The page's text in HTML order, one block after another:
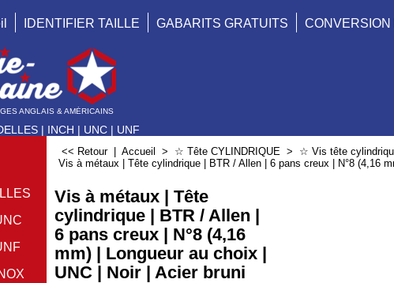
IDENTIFIER TAILLE GABARITS GRATUITS CONVERSION
ANGLAIS & AMÉRICAINS
| INCH | UNC | UNF
<< Retour Accueil > ☆ Tête CYLINDRIQUE > ☆ Vis tête
Vis à métaux | Tête cylindrique | BTR / Allen | 6 pans creux | N°8 (4,16
Vis à métaux | Tête
cylindrique | BTR / Allen |
6 pans creux | N°8 (4,16
mm) | Longueur au choix |
UNC | Noir | Acier bruni